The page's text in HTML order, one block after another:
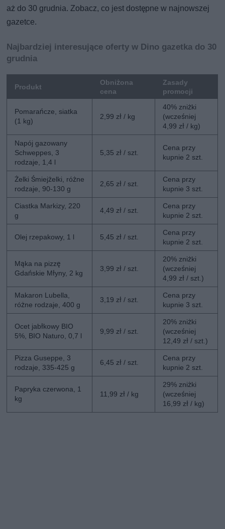
aż do 30 grudnia. Zobacz, co jest dostępne w najnowszej
gazetce.
Najbardziej interesujące oferty w Dino gazetka do 30
grudnia
Produkt
Obniżona
cena
Zasady
promocji
Pomarańcze, siatka
(1 kg)
2,99 zł / kg
40% zniżki
(wcześniej
4,99 zł / kg)
Napój gazowany
Schweppes, 3
rodzaje, 1,4 l
5,35 zł / szt.
Cena przy
kupnie 2 szt.
Żelki Śmiejżelki, różne
rodzaje, 90-130 g
2,65 zł / szt.
Cena przy
kupnie 3 szt.
Ciastka Markizy, 220
g
4,49 zł / szt.
Cena przy
kupnie 2 szt.
Olej rzepakowy, 1 l 5,45 zł / szt.
Cena przy
kupnie 2 szt.
Mąka na pizzę
Gdańskie Młyny, 2 kg
3,99 zł / szt.
20% zniżki
(wcześniej
4,99 zł / szt.)
Makaron Lubella,
różne rodzaje, 400 g
3,19 zł / szt.
Cena przy
kupnie 3 szt.
Ocet jabłkowy BIO
5%, BIO Naturo, 0,7 l
9,99 zł / szt.
20% zniżki
(wcześniej
12,49 zł / szt.)
Pizza Guseppe, 3
rodzaje, 335-425 g
6,45 zł / szt.
Cena przy
kupnie 2 szt.
Papryka czerwona, 1
kg
11,99 zł / kg
29% zniżki
(wcześniej
16,99 zł / kg)